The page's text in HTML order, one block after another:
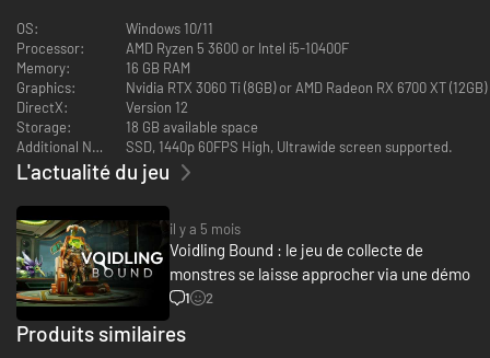
Progresse à travers les embranchements d’évolution pour personnaliser
l’alignement élémentaire, l’apparence, les capacités et le style de jeu
selon ta stratégie. Débloque de puissants atouts mutants qui
OS:
Windows 10/11
Processor:
AMD Ryzen 5 3600 or Intel i5-10400F
Memory:
16 GB RAM
Graphics:
Nvidia RTX 3060 Ti (8GB) or AMD Radeon RX 6700 XT (12GB)
DirectX:
Version 12
Storage:
18 GB available space
Additional Notes:
SSD, 1440p 60FPS High, Ultrawide screen supported.
L'actualité du jeu
il y a 5 mois
Voidling Bound : le jeu de collecte de
monstres se laisse approcher via une démo
1 2
Produits similaires